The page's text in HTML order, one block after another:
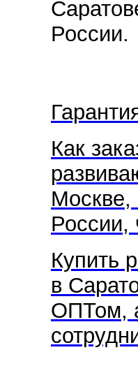
России.
Как
Москве,
России,
Купить
в
ОПТом,